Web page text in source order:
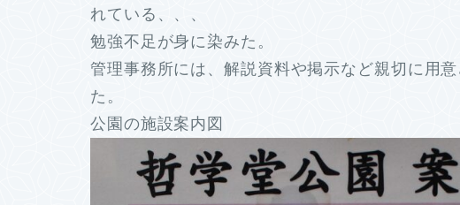
れている、、、
勉強不足が身に染みた。
管理事務所には、解説資料や掲示など親切に用
た。
公園の施設案内図